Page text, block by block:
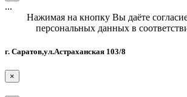
...
Нажимая на кнопку Вы даёте
персональных данных в
г. Саратов,ул.Астраханская 103/8
×